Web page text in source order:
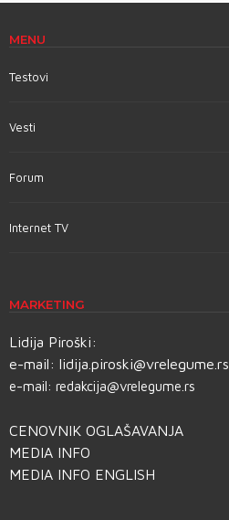
MENU
Testovi
Vesti
Forum
Internet TV
MARKETING
Lidija Piroški:
e-mail: lidija.piroski@vrelegume.rs
e-mail: redakcija@vrelegume.rs
CENOVNIK OGLAŠAVANJA
MEDIA INFO
MEDIA INFO ENGLISH